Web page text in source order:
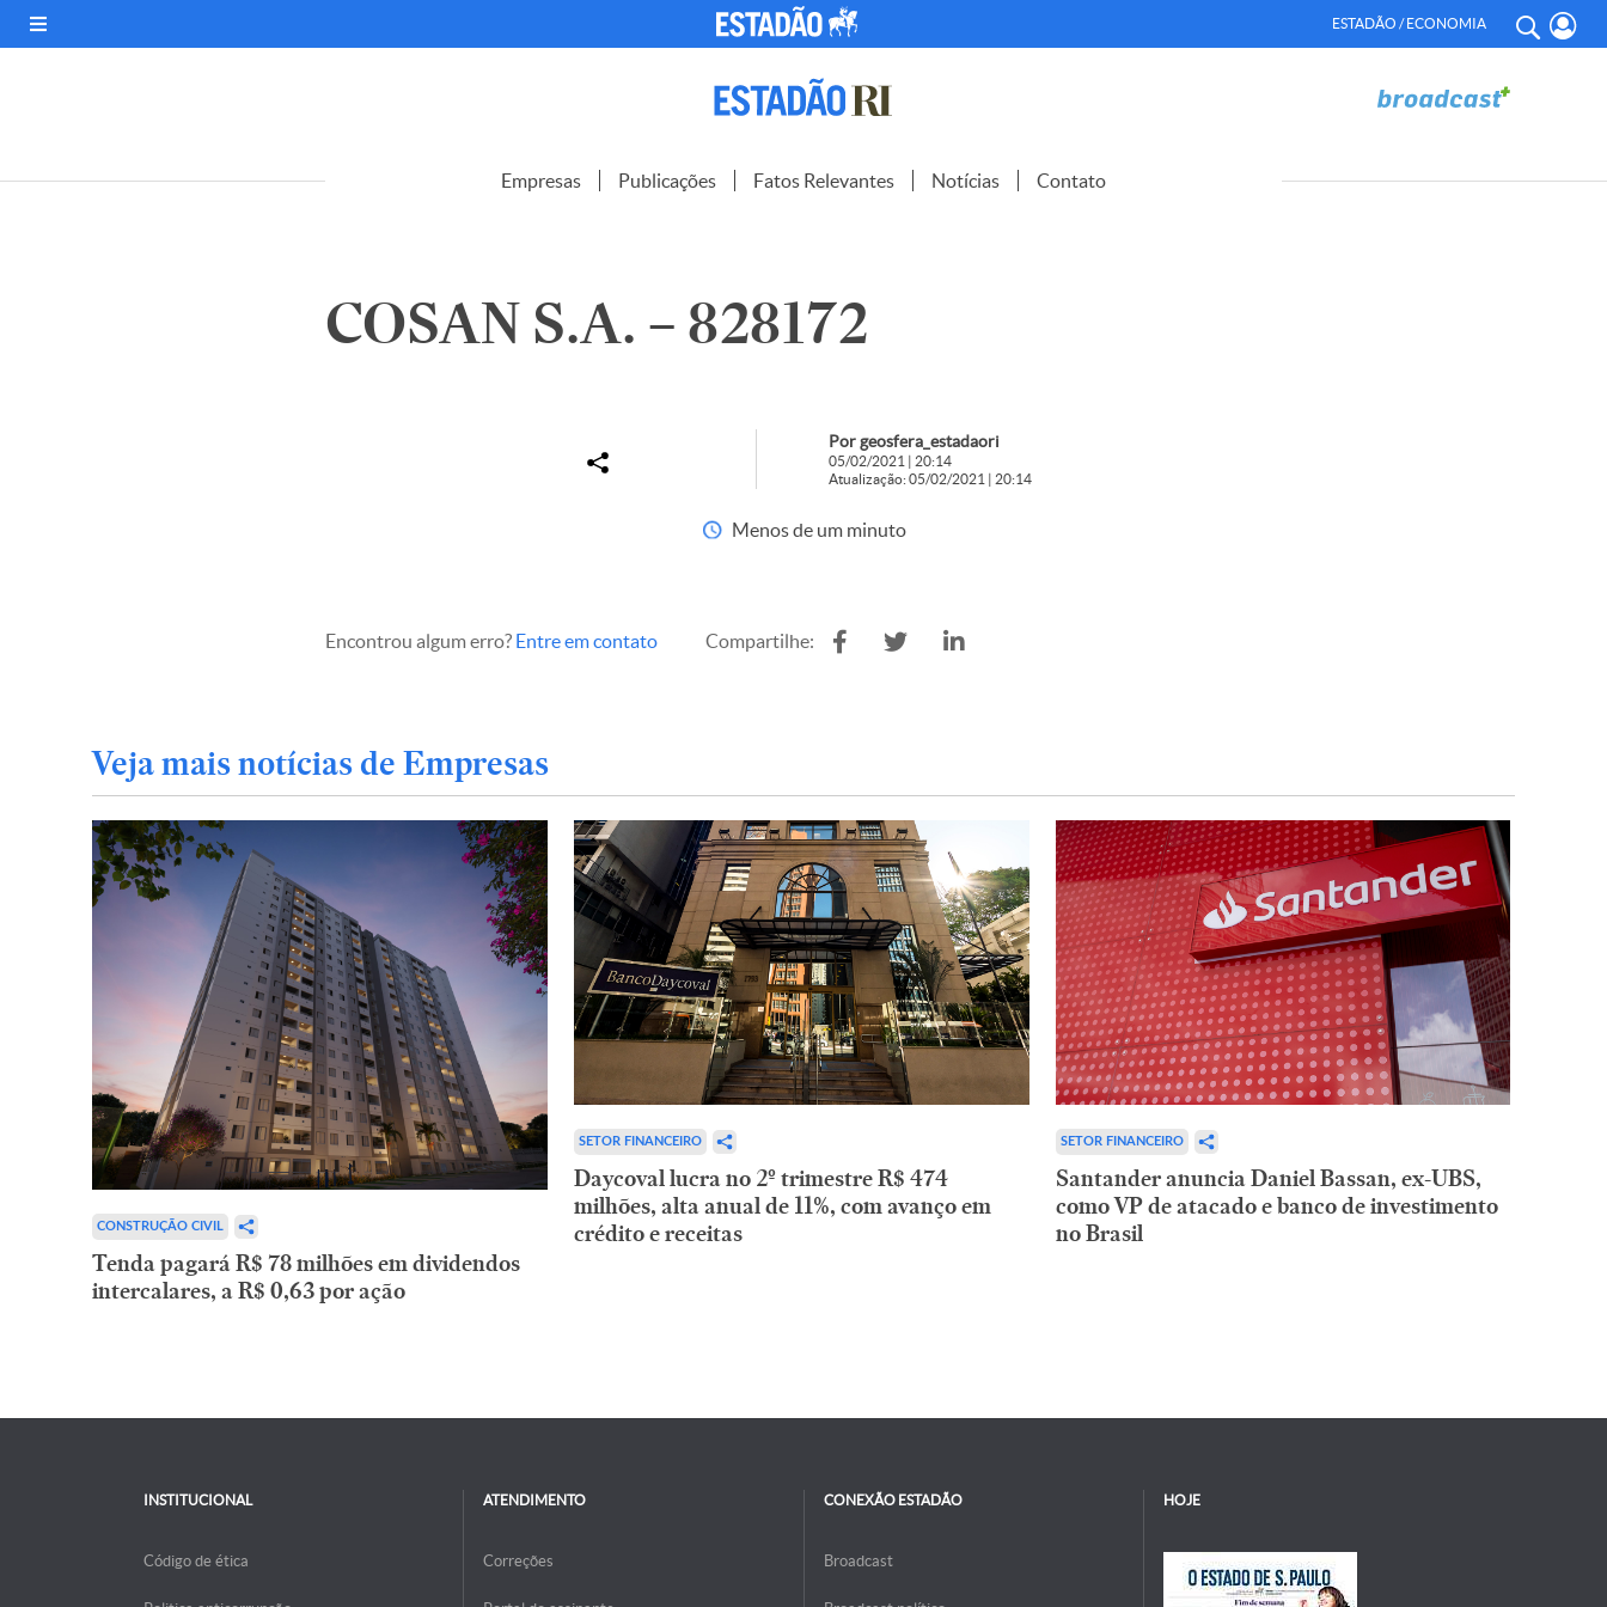
ESTADÃO / ECONOMIA
Empresas Publicações Fatos Relevantes Notícias Contato
COSAN S.A. – 828172
Por geosfera_estadaori
05/02/2021 | 20:14
Atualização: 05/02/2021 | 20:14
Menos de um minuto
Encontrou algum erro? Entre em contato Compartilhe:
Veja mais notícias de Empresas
CONSTRUÇÃO CIVIL
Tenda pagará R$ 78 milhões em dividendos
intercalares, a R$ 0,63 por ação
SETOR FINANCEIRO
Daycoval lucra no 2º trimestre R$ 474
milhões, alta anual de 11%, com avanço em
crédito e receitas
SETOR FINANCEIRO
Santander anuncia Daniel Bassan, ex-UBS,
como VP de atacado e banco de investimento
no Brasil
INSTITUCIONAL
Código de ética
ATENDIMENTO
Correções
CONEXÃO ESTADÃO
Broadcast
HOJE